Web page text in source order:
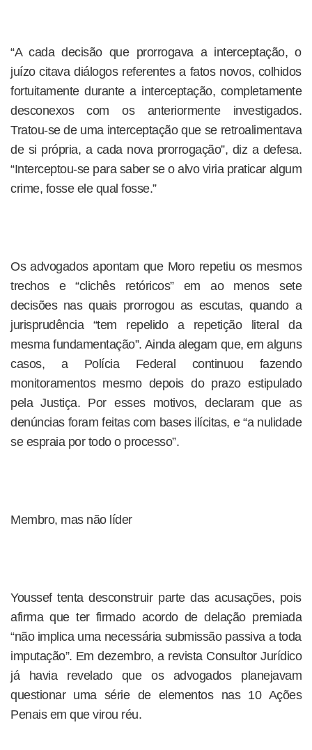
“A cada decisão que prorrogava a interceptação, o
juízo citava diálogos referentes a fatos novos, colhidos
fortuitamente durante a interceptação, completamente
desconexos com os anteriormente investigados.
Tratou-se de uma interceptação que se retroalimentava
de si própria, a cada nova prorrogação”, diz a defesa.
“Interceptou-se para saber se o alvo viria praticar algum
crime, fosse ele qual fosse.”
Os advogados apontam que Moro repetiu os mesmos
trechos e “clichês retóricos” em ao menos sete
decisões nas quais prorrogou as escutas, quando a
jurisprudência “tem repelido a repetição literal da
mesma fundamentação”. Ainda alegam que, em alguns
casos, a Polícia Federal continuou fazendo
monitoramentos mesmo depois do prazo estipulado
pela Justiça. Por esses motivos, declaram que as
denúncias foram feitas com bases ilícitas, e “a nulidade
se espraia por todo o processo”.
Membro, mas não líder
Youssef tenta desconstruir parte das acusações, pois
afirma que ter firmado acordo de delação premiada
“não implica uma necessária submissão passiva a toda
imputação”. Em dezembro, a revista Consultor Jurídico
já havia revelado que os advogados planejavam
questionar uma série de elementos nas 10 Ações
Penais em que virou réu.